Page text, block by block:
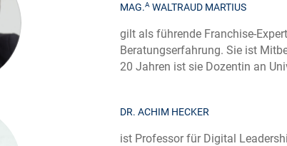
MAG.AWALTRAUD MARTIUS
gilt als führende Franchise-
Beratungserfahrung. Sie ist
20 Jahren ist sie Dozentin an
DR. ACHIM HECKER
ist Professor für Digital